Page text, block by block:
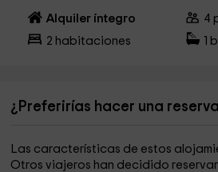
Alquiler íntegro 4
2 habitaciones
¿Preferirías hacer una
Las características de estos
Otros viajeros han decidido